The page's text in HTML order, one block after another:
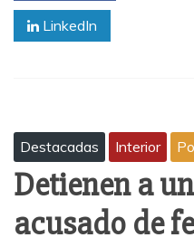
LinkedIn
Destacadas Interior
Detienen a
acusado de